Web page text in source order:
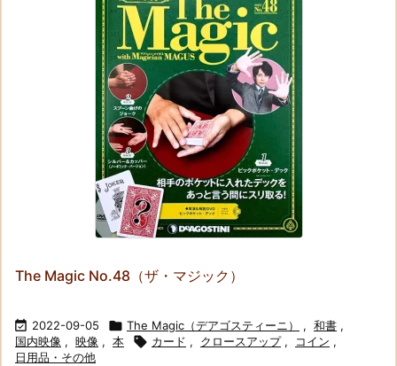
The Magic No.48（ザ・マジック）
 2022-09-05  The Magic（デアゴスティーニ） , 和書 ,
国内映像 , 映像 , 本  カード , クロースアップ , コイン ,
日用品・その他